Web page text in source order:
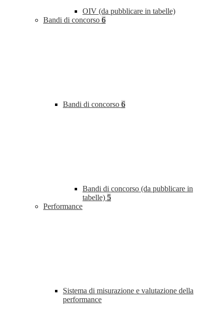
OIV (da pubblicare in tabelle)
Bandi di concorso 6
Bandi di concorso 6
Bandi di concorso (da pubblicare in
tabelle) 5
Performance
Sistema di misurazione e valutazione della
performance